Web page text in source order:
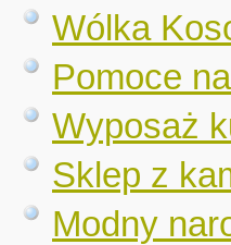
Wólka
Pomoce
Wyposaż
Sklep z
Modny